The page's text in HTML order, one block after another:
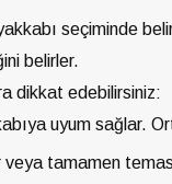
seçiminde
belirler.
dikkat edebilirsiniz:
uyum sağlar.
tamamen